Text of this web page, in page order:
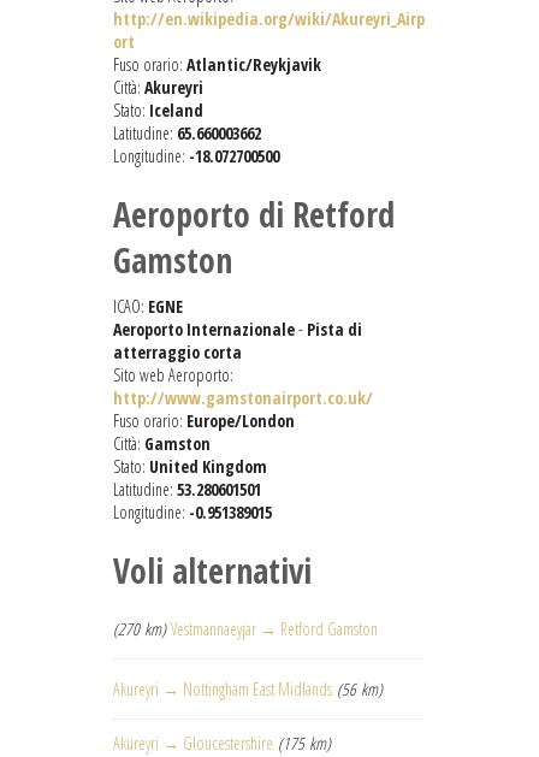
http://en.wikipedia.org/wiki/Akureyri_Airp
ort
Fuso orario: Atlantic/Reykjavik
Città: Akureyri
Stato: Iceland
Latitudine: 65.660003662
Longitudine: -18.072700500
Aeroporto di Retford
Gamston
ICAO: EGNE
Aeroporto Internazionale- Pista di
atterraggio corta
Sito web Aeroporto:
http://www.gamstonairport.co.uk/
Fuso orario: Europe/London
Città: Gamston
Stato: United Kingdom
Latitudine: 53.280601501
Longitudine: -0.951389015
Voli alternativi
(270 km) Vestmannaeyjar → Retford Gamston
Akureyri → Nottingham East Midlands (56 km)
Akureyri → Gloucestershire (175 km)